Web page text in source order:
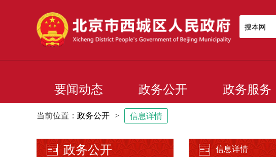
搜本网
要闻动态 政务公开 政务服务
当前位置： 政务公开 > 信息详情
政务公开 信息详情